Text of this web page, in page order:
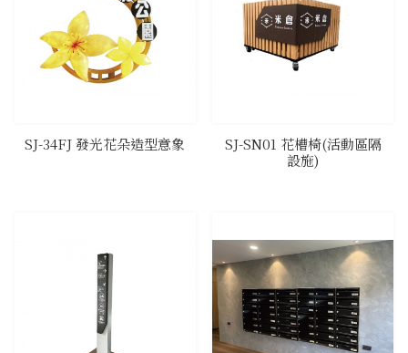
SJ-34FJ 發光花朵造型意象
SJ-SN01 花槽椅(活動區隔
設施)